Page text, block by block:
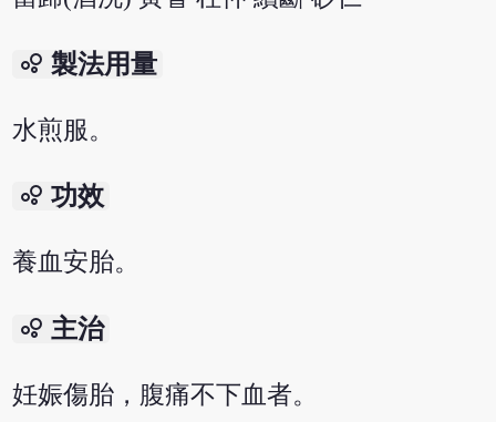
bubble_chart 製法用量
水煎服。
bubble_chart 功效
養血安胎。
bubble_chart 主治
妊娠傷胎，腹痛不下血者。